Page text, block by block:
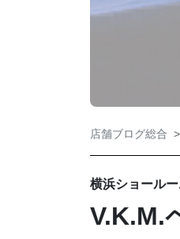
店舗ブログ総合
横浜ショールー
V.K.M.